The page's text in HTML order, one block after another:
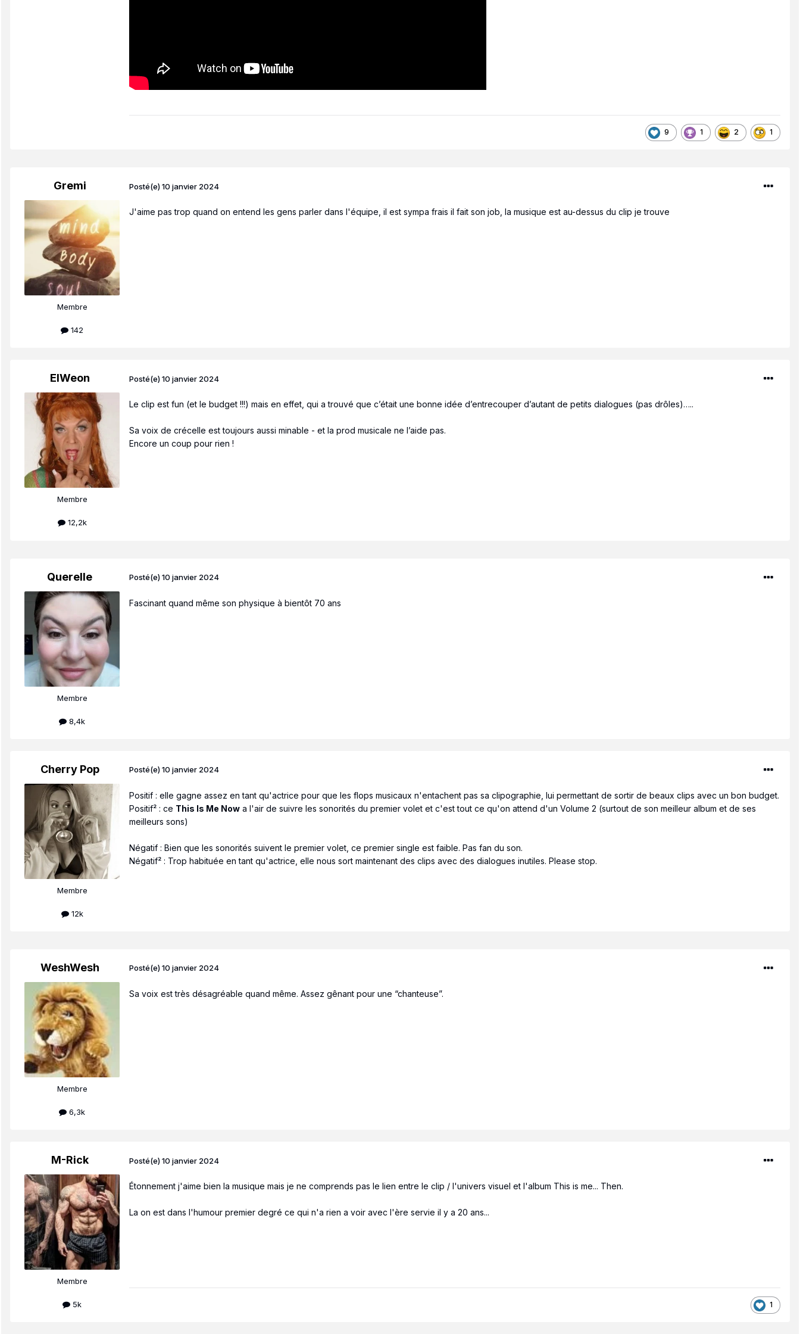
9 1 2 1
Gremi
Membre
142
Posté(e)10 janvier 2024
J'aime pas trop quand on entend les gens parler dans l'équipe, il est sympa frais il fait son job, la musique est au-dessus du clip je trouve
ElWeon
Membre
12,2k
Posté(e)10 janvier 2024
Le clip est fun (et le budget !!!) mais en effet, qui a trouvé que c’était une bonne idée d’entrecouper d’autant de petits dialogues (pas drôles)…..
Sa voix de crécelle est toujours aussi minable - et la prod musicale ne l’aide pas.
Encore un coup pour rien !
Querelle
Membre
8,4k
Posté(e)10 janvier 2024
Fascinant quand même son physique à bientôt 70 ans
Cherry Pop
Membre
12k
Posté(e)10 janvier 2024
Positif : elle gagne assez en tant qu'actrice pour que les flops musicaux n'entachent pas sa clipographie, lui permettant de sortir de beaux clips avec un bon budget.
Positif² : ce This Is Me Now a l'air de suivre les sonorités du premier volet et c'est tout ce qu'on attend d'un Volume 2 (surtout de son meilleur album et de ses
meilleurs sons)
Négatif : Bien que les sonorités suivent le premier volet, ce premier single est faible. Pas fan du son.
Négatif² : Trop habituée en tant qu'actrice, elle nous sort maintenant des clips avec des dialogues inutiles. Please stop.
WeshWesh
Membre
6,3k
Posté(e)10 janvier 2024
Sa voix est très désagréable quand même. Assez gênant pour une “chanteuse”.
M-Rick
Membre
5k
Posté(e)10 janvier 2024
Étonnement j'aime bien la musique mais je ne comprends pas le lien entre le clip / l'univers visuel et l'album This is me... Then.
La on est dans l'humour premier degré ce qui n'a rien a voir avec l'ère servie il y a 20 ans...
1